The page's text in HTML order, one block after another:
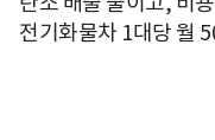
전기화물차 1대당 월